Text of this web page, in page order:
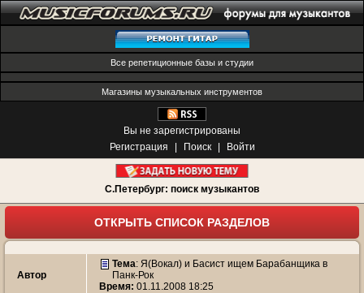
Все репетиционные базы и студии
Магазины музыкальных инструментов
Вы не зарегистрированы
Регистрация
Поиск Войти
С.Петербург: поиск музыкантов
ОТКРЫТЬ СПИСОК РАЗДЕЛОВ
Автор
Тема: Я(Вокал) и Басист ищем Барабанщика в
Панк-Рок
Время: 01.11.2008 18:25